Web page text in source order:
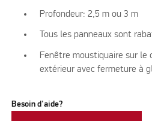
Profondeur: 2,5 m ou 3 m
Tous les panneaux sont
Fenêtre moustiquaire sur
extérieur avec fermeture à
Besoin d'aide?